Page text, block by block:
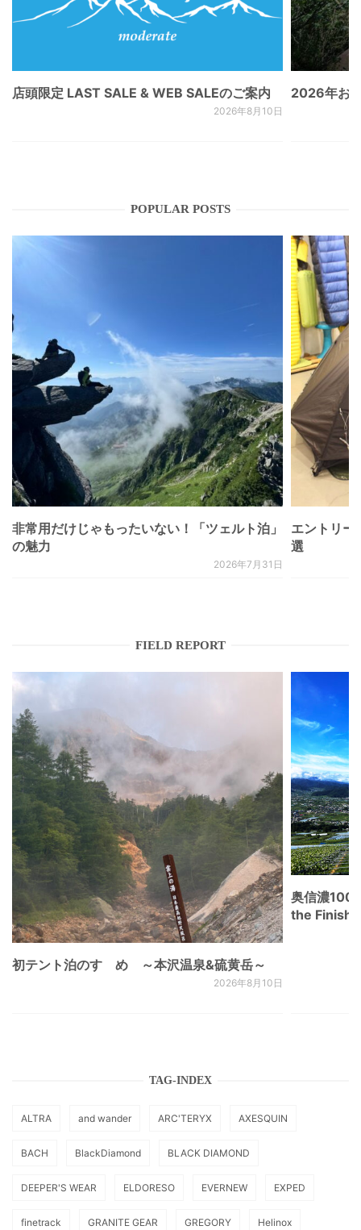
店頭限定 LAST SALE & WEB SALEのご案内
2026年8月10日
2026年お
POPULAR POSTS
非常用だけじゃもったいない！「ツェルト泊」
の魅力
2026年7月31日
エントリー
選
FIELD REPORT
初テント泊のすゝめ ～本沢温泉&硫黄岳～
2026年8月10日
奥信濃100
the Finish
TAG-INDEX
ALTRA and wander ARC'TERYX AXESQUIN
BACH BlackDiamond BLACK DIAMOND
DEEPER'S WEAR ELDORESO EVERNEW EXPED
finetrack GRANITE GEAR GREGORY Helinox